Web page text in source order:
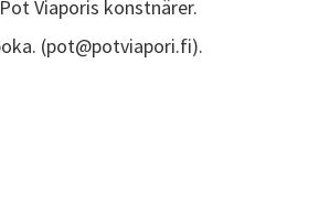
Viaporis konstnärer.
(pot@potviapori.fi).